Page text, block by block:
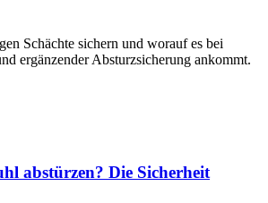
Schächte sichern und worauf es bei
ergänzender Absturzsicherung ankommt.
abstürzen? Die Sicherheit